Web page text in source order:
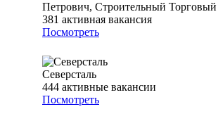
Петрович, Строительный
381 активная вакансия
Посмотреть
Северсталь
444 активные вакансии
Посмотреть